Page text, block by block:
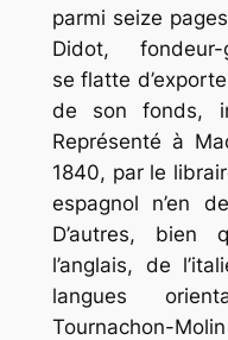
parmi seize
Didot, fondeur-
se flatte
de son fonds,
Représenté à
1840, par le
espagnol n’en
D’autres, bien
l’anglais, de
langues
Tournachon-